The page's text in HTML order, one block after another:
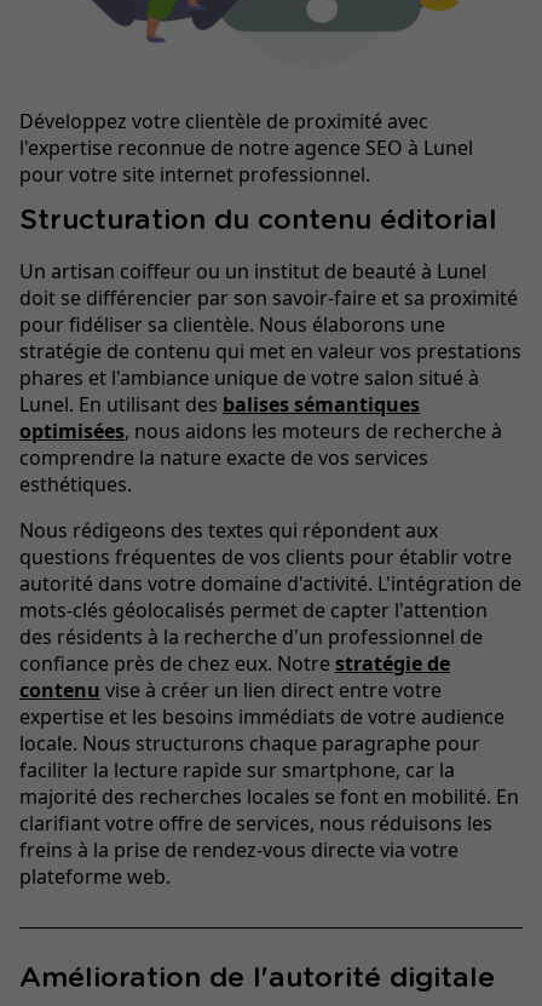
Développez votre clientèle de proximité avec
l'expertise reconnue de notre agence SEO à Lunel
pour votre site internet professionnel.
Structuration du contenu éditorial
Un artisan coiffeur ou un institut de beauté à Lunel
doit se différencier par son savoir-faire et sa proximité
pour fidéliser sa clientèle. Nous élaborons une
stratégie de contenu qui met en valeur vos prestations
phares et l'ambiance unique de votre salon situé à
Lunel. En utilisant des balises sémantiques
optimisées, nous aidons les moteurs de recherche à
comprendre la nature exacte de vos services
esthétiques.
Nous rédigeons des textes qui répondent aux
questions fréquentes de vos clients pour établir votre
autorité dans votre domaine d'activité. L'intégration de
mots-clés géolocalisés permet de capter l'attention
des résidents à la recherche d'un professionnel de
confiance près de chez eux. Notre stratégie de
contenu vise à créer un lien direct entre votre
expertise et les besoins immédiats de votre audience
locale. Nous structurons chaque paragraphe pour
faciliter la lecture rapide sur smartphone, car la
majorité des recherches locales se font en mobilité. En
clarifiant votre offre de services, nous réduisons les
freins à la prise de rendez-vous directe via votre
plateforme web.
Amélioration de l'autorité digitale